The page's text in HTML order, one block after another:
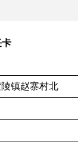
卡
镇赵寨村北